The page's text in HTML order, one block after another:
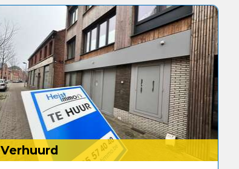
Verhuurd